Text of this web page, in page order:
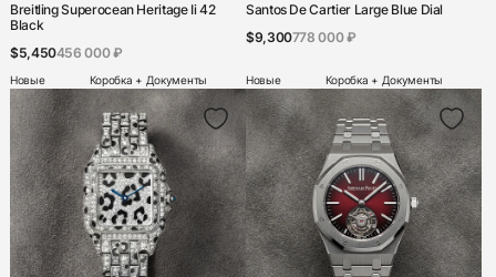
Breitling Superocean Heritage Ii 42
Black
$5,450456 000 ₽
Новые Коробка + Документы
Santos De Cartier Large Blue Dial
$9,300778 000 ₽
Новые Коробка + Документы